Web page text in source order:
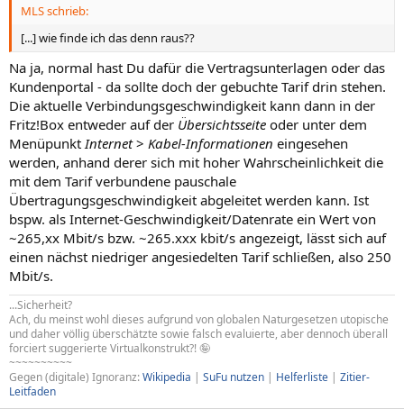
S
t
i
m
m
e
t
i
m
m
e
MLS schrieb:
[...] wie finde ich das denn raus??
Na ja, normal hast Du dafür die Vertragsunterlagen oder das
Kundenportal - da sollte doch der gebuchte Tarif drin stehen.
Die aktuelle Verbindungsgeschwindigkeit kann dann in der
Fritz!Box entweder auf der Übersichtsseite oder unter dem
MenüpunktInternet> Kabel-Informationen eingesehen
werden, anhand derer sich mit hoher Wahrscheinlichkeit die
mit dem Tarif verbundene pauschale
Übertragungsgeschwindigkeit abgeleitet werden kann. Ist
bspw. als Internet-Geschwindigkeit/Datenrate ein Wert von
~265,xx Mbit/s bzw. ~265.xxx kbit/s angezeigt, lässt sich auf
einen nächst niedriger angesiedelten Tarif schließen, also 250
Mbit/s.
...Sicherheit?
Ach, du meinst wohl dieses aufgrund von globalen Naturgesetzen utopische
und daher völlig überschätzte sowie falsch evaluierte, aber dennoch überall
forciert suggerierte Virtualkonstrukt?! 🤪
~~~~~~~~~~
Gegen (digitale) Ignoranz:Wikipedia | SuFu nutzen | Helferliste | Zitier-
Leitfaden